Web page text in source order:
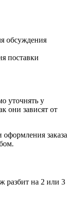
обсуждения
поставки
уточнять у
они зависят от
заказа
разбит на 2 или 3